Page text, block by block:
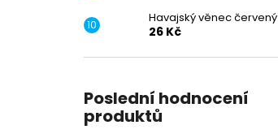
Havajský věnec červený
26 Kč
Poslední hodnocení
produktů